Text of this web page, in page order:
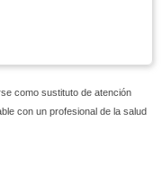
como sustituto de atención
con un profesional de la salud